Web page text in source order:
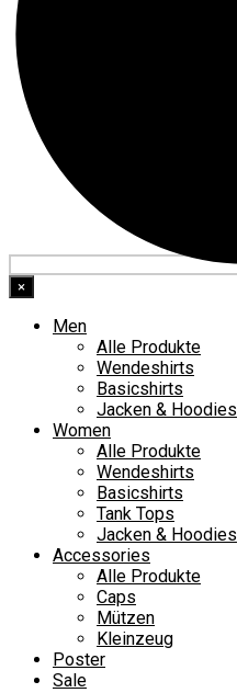
×
Men
Alle Produkte
Wendeshirts
Basicshirts
Jacken & Hoodies
Women
Alle Produkte
Wendeshirts
Basicshirts
Tank Tops
Jacken & Hoodies
Accessories
Alle Produkte
Caps
Mützen
Kleinzeug
Poster
Sale